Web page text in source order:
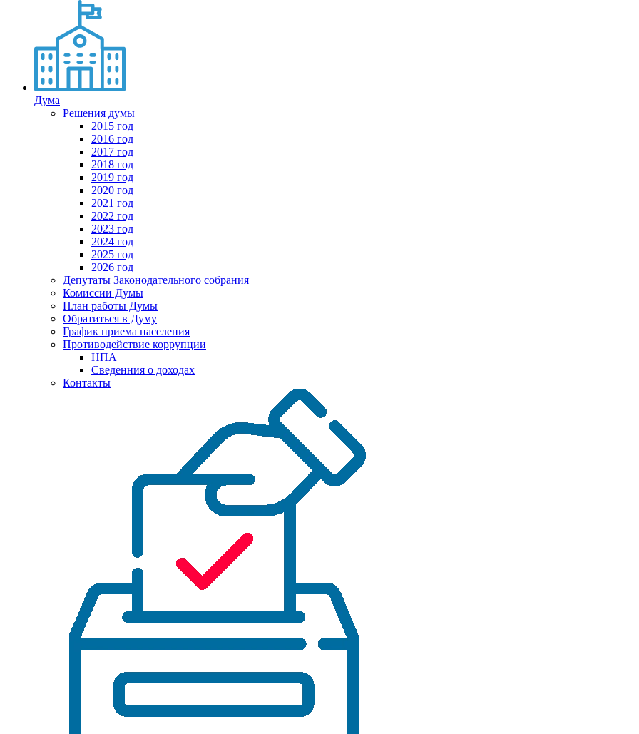
Дума
Решения думы
2015 год
2016 год
2017 год
2018 год
2019 год
2020 год
2021 год
2022 год
2023 год
2024 год
2025 год
2026 год
Депутаты Законодательного собрания
Комиссии Думы
План работы Думы
Обратиться в Думу
График приема населения
Противодействие коррупции
НПА
Сведенния о доходах
Контакты